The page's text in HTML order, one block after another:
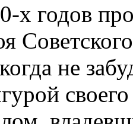
х годов
не